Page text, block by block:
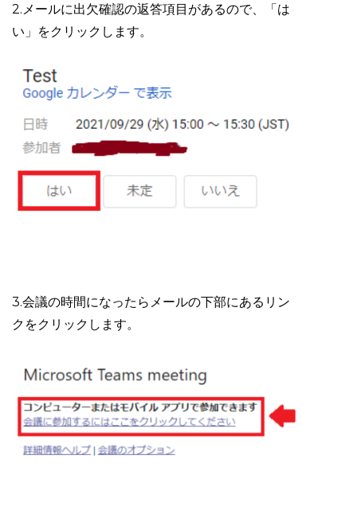
2.メールに出欠確認の返答項目があるので、「は
い」をクリックします。
3.会議の時間になったらメールの下部にあるリン
クをクリックします。